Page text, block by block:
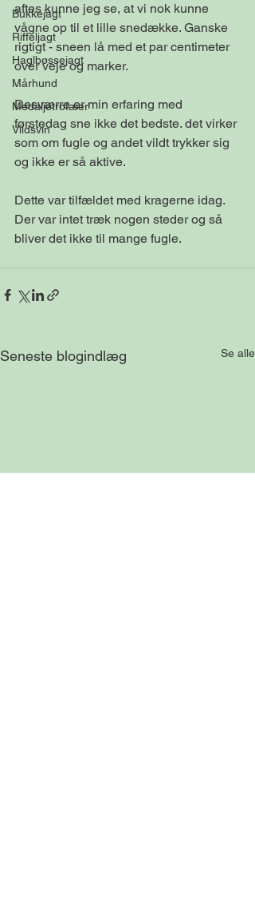
Bukkejagt
Riffeljagt
Haglbøssejagt
Mårhund
Medaljetrofæer
Vildsvin
aftes kunne jeg se, at vi nok kunne
vågne op til et lille snedække. Ganske
rigtigt - sneen lå med et par centimeter
over veje og marker.
Desværre er min erfaring med
førstedag sne ikke det bedste. det virker
som om fugle og andet vildt trykker sig
og ikke er så aktive.
Dette var tilfældet med kragerne idag.
Der var intet træk nogen steder og så
bliver det ikke til mange fugle.
Seneste blogindlæg Se alle